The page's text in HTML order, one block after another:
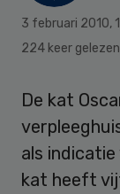
3 februari 2010,
224 keer gelezen
De kat
als indicatie
kat heeft